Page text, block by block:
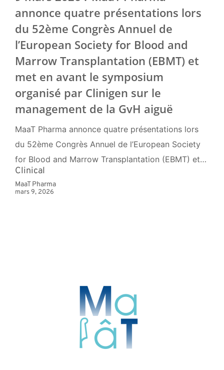
annonce quatre présentations lors
du 52ème Congrès Annuel de
l’European Society for Blood and
Marrow Transplantation (EBMT) et
met en avant le symposium
organisé par Clinigen sur le
management de la GvH aiguë
MaaT Pharma annonce quatre présentations lors
du 52ème Congrès Annuel de l’European Society
for Blood and Marrow Transplantation (EBMT) et…
Clinical
MaaT Pharma
mars 9, 2026